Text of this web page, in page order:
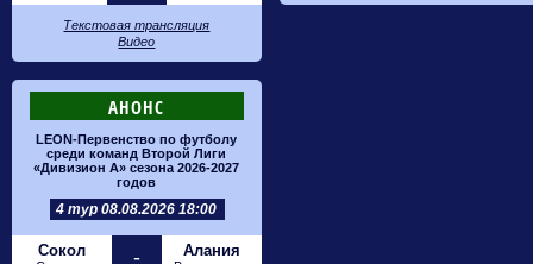
Текстовая трансляция
Видео
АНОНС
LEON-Первенство по футболу
среди команд Второй Лиги
«Дивизион А» сезона 2026-2027
годов
4 тур 08.08.2026 18:00
Сокол - Алания